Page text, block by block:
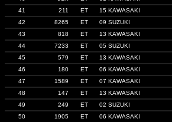
41
211 ET 15 KAWASAKI
42
8265 ET 09 SUZUKI
43
818 ET 13 KAWASAKI
44
7233 ET 05 SUZUKI
45
579 ET 13 KAWASAKI
46
180 ET 06 KAWASAKI
47
1589 ET 07 KAWASAKI
48
147 ET 13 KAWASAKI
49
249 ET 02 SUZUKI
50
1905 ET 06 KAWASAKI